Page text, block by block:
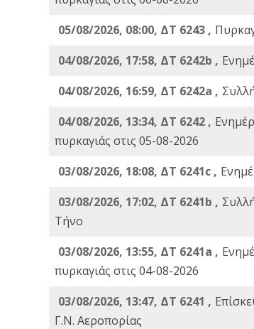
05/08/2026, 08:00, ΔΤ 6243 ,
04/08/2026, 17:58, ΔΤ 6242b ,
04/08/2026, 16:59, ΔΤ 6242a ,
04/08/2026, 13:34, ΔΤ 6242 ,
πυρκαγιάς στις 05-08-2026
03/08/2026, 18:08, ΔΤ 6241c ,
03/08/2026, 17:02, ΔΤ 6241b ,
Τήνο
03/08/2026, 13:55, ΔΤ 6241a ,
πυρκαγιάς στις 04-08-2026
03/08/2026, 13:47, ΔΤ 6241 ,
Γ.Ν. Αεροπορίας